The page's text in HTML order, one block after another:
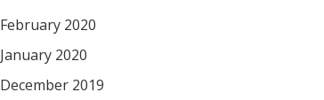
February 2020
January 2020
December 2019